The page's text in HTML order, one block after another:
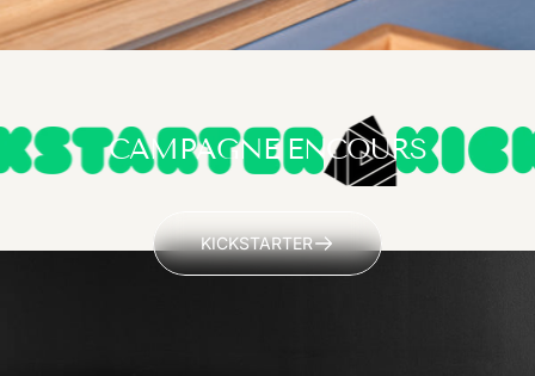
CAMPAGNE ENCOURS
KICKSTARTER